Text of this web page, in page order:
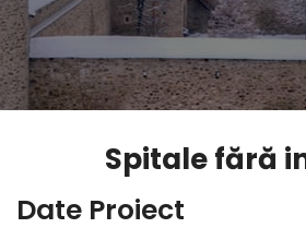
Spitale fără
Date Proiect